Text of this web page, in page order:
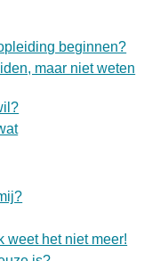
beginnen?
maar niet weten
weet het niet meer!